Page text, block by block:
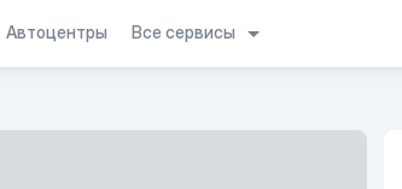
Автоцентры Все сервисы